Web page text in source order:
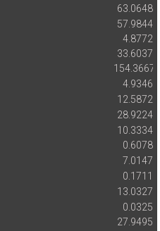
63.0648
57.9844
4.8772
33.6037
154.3667
4.9346
12.5872
28.9224
10.3334
0.6078
7.0147
0.1711
13.0327
0.0325
27.9495